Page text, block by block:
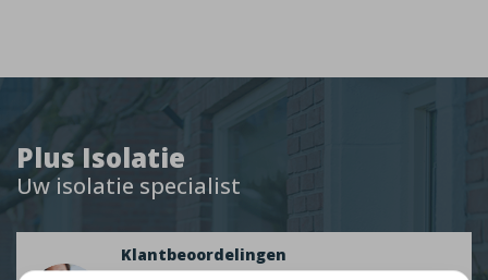
Plus Isolatie
Uw isolatie specialist
Klantbeoordelingen